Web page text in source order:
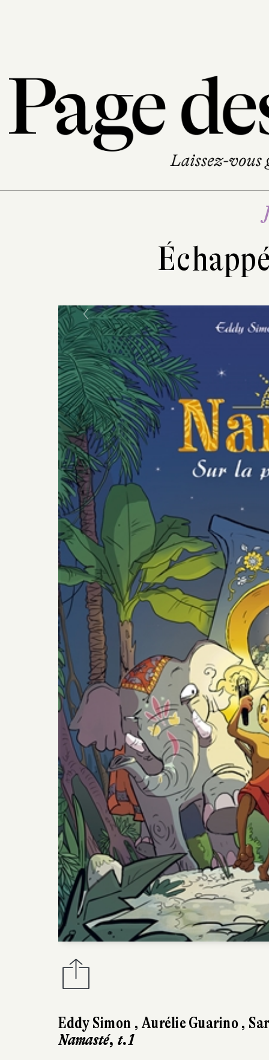
Aurélie Guarino,Sarah Murat
Previous